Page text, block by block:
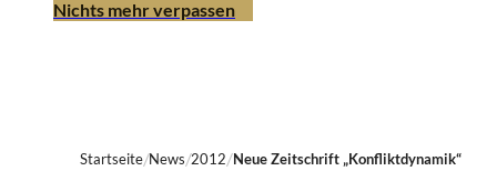
Nichts mehr verpassen
Startseite News 2012 Neue Zeitschrift „Konfliktdynamik“